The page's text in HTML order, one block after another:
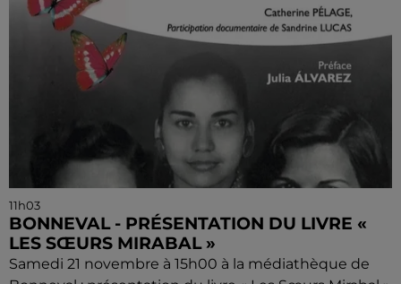
11h03
BONNEVAL - PRÉSENTATION DU LIVRE «
LES SŒURS MIRABAL »
Samedi 21 novembre à 15h00 à la médiathèque de